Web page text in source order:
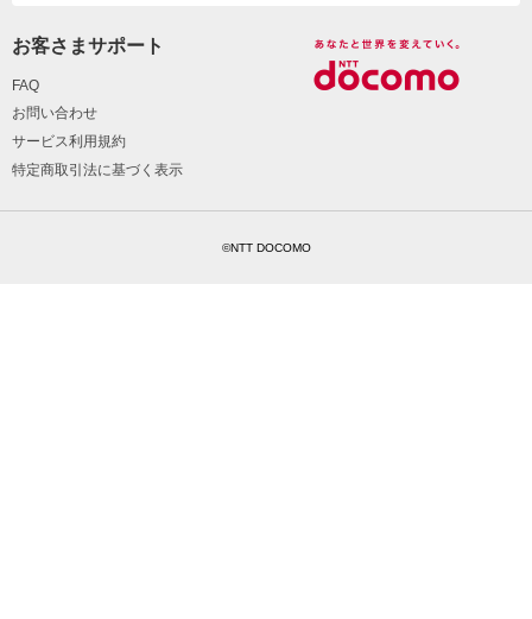
お客さまサポート
FAQ
お問い合わせ
サービス利用規約
特定商取引法に基づく表示
©NTT DOCOMO